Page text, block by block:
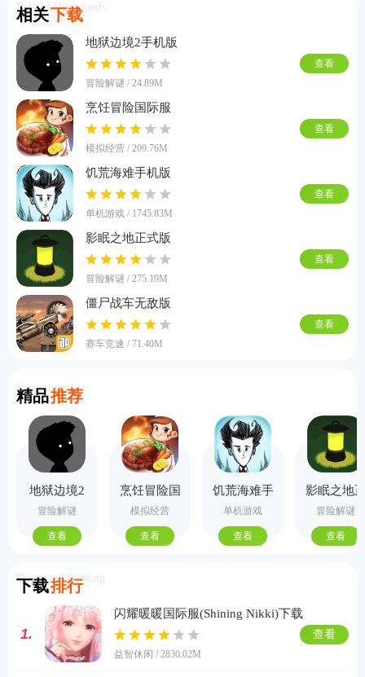
相关下载
Related Downloads
地狱边境2手机版
冒险解谜 / 24.89M
查看
烹饪冒险国际服
模拟经营 / 209.76M
查看
饥荒海难手机版
单机游戏 / 1745.83M
查看
影眠之地正式版
冒险解谜 / 275.19M
查看
僵尸战车无敌版
赛车竞速 / 71.40M
查看
精品推荐
Recommend
地狱边境2
手机版
冒险解谜
查看
烹饪冒险国
际服
模拟经营
查看
饥荒海难手
机版
单机游戏
查看
影眠之地
式版
冒险解谜
查看
下载排行
Download Ranking
1.
闪耀暖暖国际服(Shining Nikki)下载
益智休闲 / 2830.02M
查看